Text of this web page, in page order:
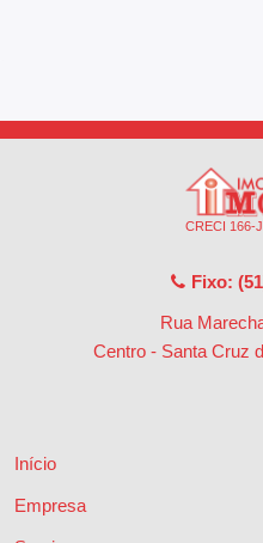
CRECI 166-J
Fixo:
Rua
Centro - Santa Cruz
Início
Empresa